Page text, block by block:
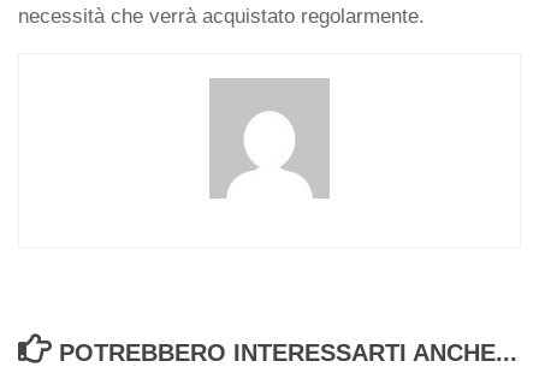
necessità che verrà acquistato regolarmente.
POTREBBERO INTERESSARTI ANCHE...